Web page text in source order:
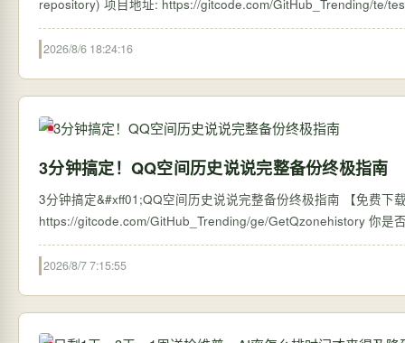
2026/8/6 18:24:16
3分钟搞定！QQ空间历史说说完整备份终极指南
3分钟搞定&#xff01;QQ空间历史说说完整备份终极指南 【免费下载链
https://
2026/8/7 7:15:55